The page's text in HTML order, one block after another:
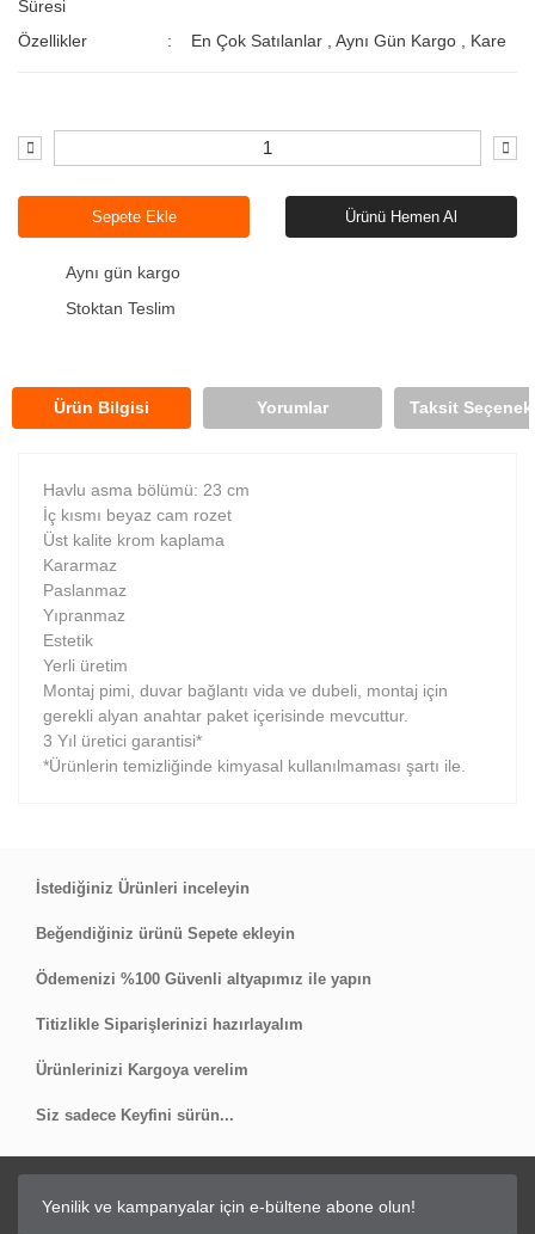
Süresi
Özellikler En Çok Satılanlar ,Aynı Gün Kargo Kare
Sepete Ekle Ürünü Hemen Al
Aynı gün kargo
Stoktan Teslim
Ürün Bilgisi Yorumlar Taksit
Havlu asma bölümü: 23 cm
İç kısmı beyaz cam rozet
Üst kalite krom kaplama
Kararmaz
Paslanmaz
Yıpranmaz
Estetik
Yerli üretim
Montaj pimi, duvar bağlantı vida ve dubeli, montaj için
gerekli alyan anahtar paket içerisinde mevcuttur.
3 Yıl üretici garantisi*
*Ürünlerin temizliğinde kimyasal kullanılmaması şartı ile.
10 numara 5 yıldız
tavsiye etmeye değer gördüğüm için üşenmedim
yorum yazdım.. hem ürün hem satıcı kaliteli
Güngör Yıldızaydın | 30/04/2026
Yorum Yaz
İstediğiniz Ürünleri inceleyin
Beğendiğiniz ürünü Sepete ekleyin
Ödemenizi %100 Güvenli altyapımız ile yapın
Titizlikle Siparişlerinizi hazırlayalım
Ürünlerinizi Kargoya verelim
Siz sadece Keyfini sürün...